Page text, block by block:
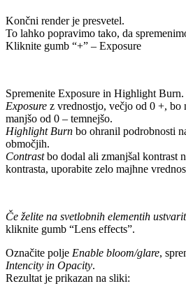
Končni render je presvetel.
To lahko popravimo tako, da
Kliknite gumb “+” – Exposure
Spremenite Exposure in Highlight Burn.
Exposure z vrednostjo, večjo od 0 +, bo
manjšo od 0 – temnejšo.
Highlight Burn bo ohranil podrobnosti
območjih.
Contrastbo dodal ali zmanjšal kontrast
kontrasta, uporabite zelo majhne
Če želite na svetlobnih elementih
kliknite gumb “Lens effects”.
Označite polje Enable bloom/glare,
Intencity in Opacity.
Rezultat je prikazan na sliki: